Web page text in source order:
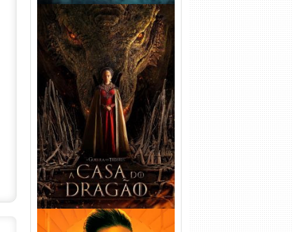
A Casa do Dragão 1ª
Temporada Torrent (2022)
WEB-DL 720p/1080p Dual
Áudio